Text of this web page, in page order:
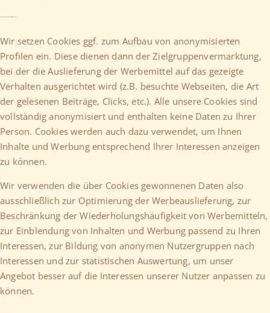
Cookie-Nutzung
Wir setzen Cookies ggf. zum Aufbau von anonymisierten
Profilen ein. Diese dienen dann der Zielgruppenvermarktung,
bei der die Auslieferung der Werbemittel auf das gezeigte
Verhalten ausgerichtet wird (z.B. besuchte Webseiten, die Art
der gelesenen Beiträge, Clicks, etc.). Alle unsere Cookies sind
vollständig anonymisiert und enthalten keine Daten zu Ihrer
Person. Cookies werden auch dazu verwendet, um Ihnen
Inhalte und Werbung entsprechend Ihrer Interessen anzeigen
zu können.
Wir verwenden die über Cookies gewonnenen Daten also
ausschließlich zur Optimierung der Werbeauslieferung, zur
Beschränkung der Wiederholungshäufigkeit von Werbemitteln,
zur Einblendung von Inhalten und Werbung passend zu Ihren
Interessen, zur Bildung von anonymen Nutzergruppen nach
Interessen und zur statistischen Auswertung, um unser
Angebot besser auf die Interessen unserer Nutzer anpassen zu
können.